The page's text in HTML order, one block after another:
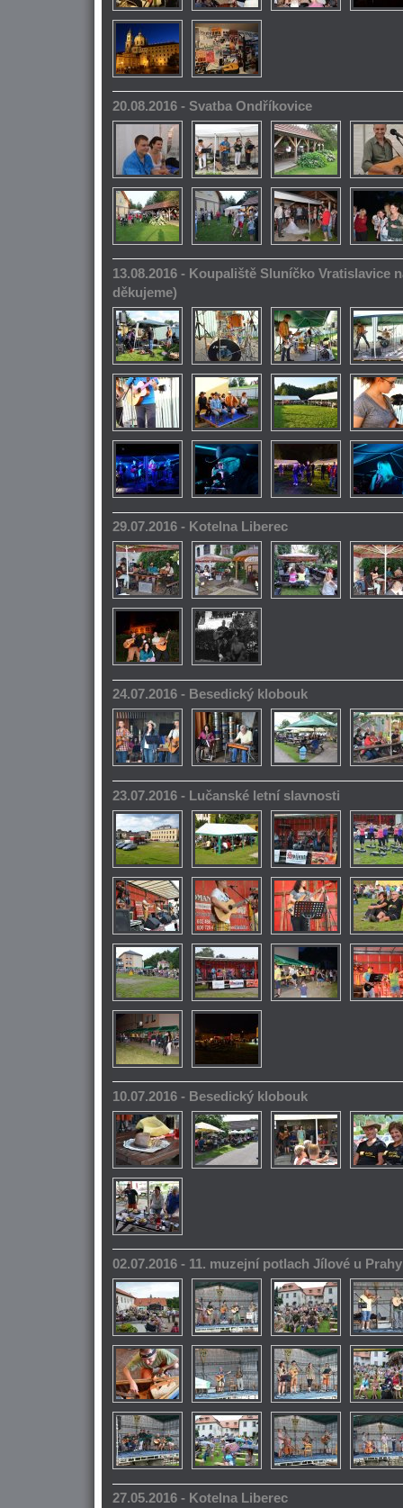
20.08.2016 - Svatba Ondříkovice
13.08.2016 - Koupaliště Sluníčko Vratislavice
děkujeme)
29.07.2016 - Kotelna Liberec
24.07.2016 - Besedický klobouk
23.07.2016 - Lučanské letní slavnosti
10.07.2016 - Besedický klobouk
02.07.2016 - 11. muzejní potlach Jílové u Prahy
27.05.2016 - Kotelna Liberec